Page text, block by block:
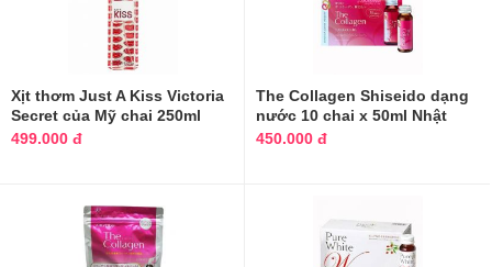
Xịt thơm Just A Kiss Victoria
Secret của Mỹ chai 250ml
499.000 đ
The Collagen Shiseido dạng
nước 10 chai x 50ml Nhật
Bản
450.000 đ